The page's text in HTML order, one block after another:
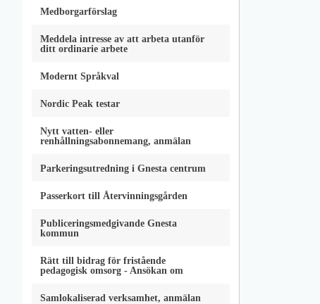
Medborgarförslag
Meddela intresse av att arbeta utanför
ditt ordinarie arbete
Modernt Språkval
Nordic Peak testar
Nytt vatten- eller
renhållningsabonnemang, anmälan
Parkeringsutredning i Gnesta centrum
Passerkort till Återvinningsgården
Publiceringsmedgivande Gnesta
kommun
Rätt till bidrag för fristående
pedagogisk omsorg - Ansökan om
Samlokaliserad verksamhet, anmälan